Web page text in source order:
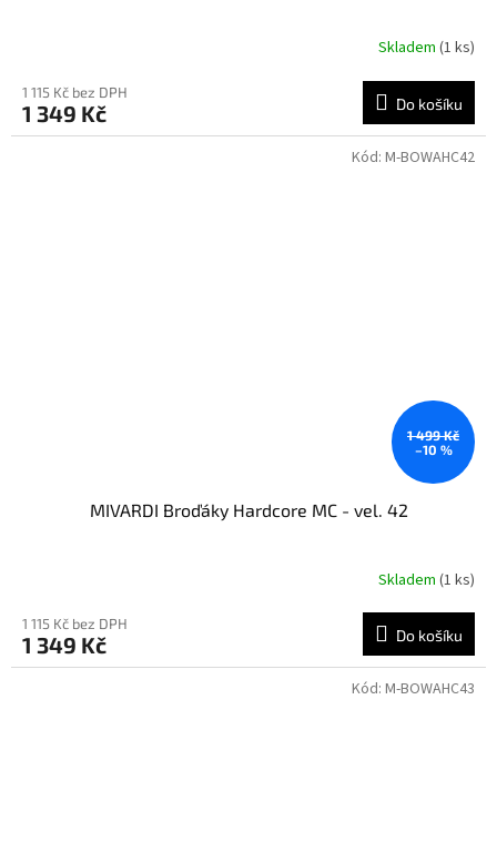
Skladem (1 ks)
1 115 Kč bez DPH
1 349 Kč Do košíku
1 499 Kč
–10 %
MIVARDI Broďáky Hardcore MC - vel. 42
Skladem (1 ks)
1 115 Kč bez DPH
1 349 Kč Do košíku
Kód: M-BOWAHC42
Kód: M-BOWAHC43